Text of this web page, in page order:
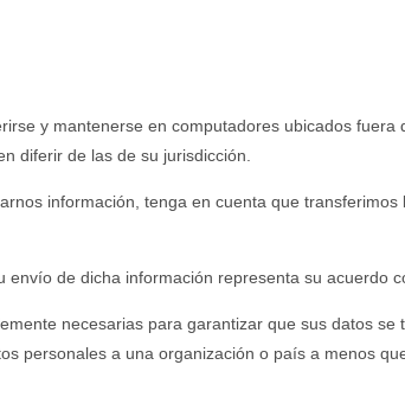
y mantenerse en computadores ubicados
diferir de las de su jurisdicción.
información, tenga en cuenta que
de dicha información representa su acuerdo
necesarias para garantizar que sus datos
personales a una organización o país a menos